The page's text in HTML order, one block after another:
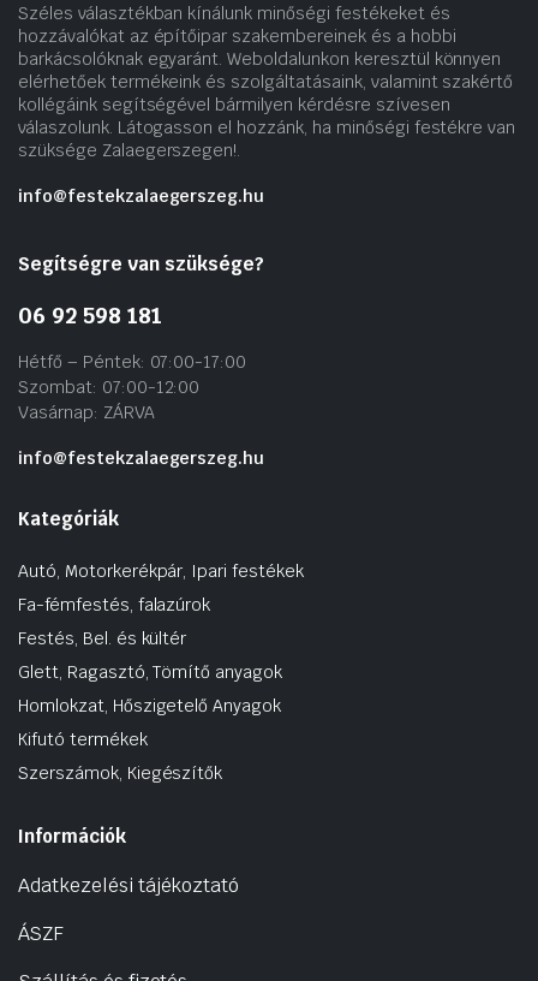
Széles választékban kínálunk minőségi festékeket és
hozzávalókat az építőipar szakembereinek és a hobbi
barkácsolóknak egyaránt. Weboldalunkon keresztül könnyen
elérhetőek termékeink és szolgáltatásaink, valamint szakértő
kollégáink segítségével bármilyen kérdésre szívesen
válaszolunk. Látogasson el hozzánk, ha minőségi festékre van
szüksége Zalaegerszegen!.
info@festekzalaegerszeg.hu
Segítségre van szüksége?
06 92 598 181
Hétfő – Péntek: 07:00-17:00
Szombat: 07:00-12:00
Vasárnap: ZÁRVA
info@festekzalaegerszeg.hu
Kategóriák
Autó, Motorkerékpár, Ipari festékek
Fa-fémfestés, falazúrok
Festés, Bel. és kültér
Glett, Ragasztó, Tömítő anyagok
Homlokzat, Hőszigetelő Anyagok
Kifutó termékek
Szerszámok, Kiegészítők
Információk
Adatkezelési tájékoztató
ÁSZF